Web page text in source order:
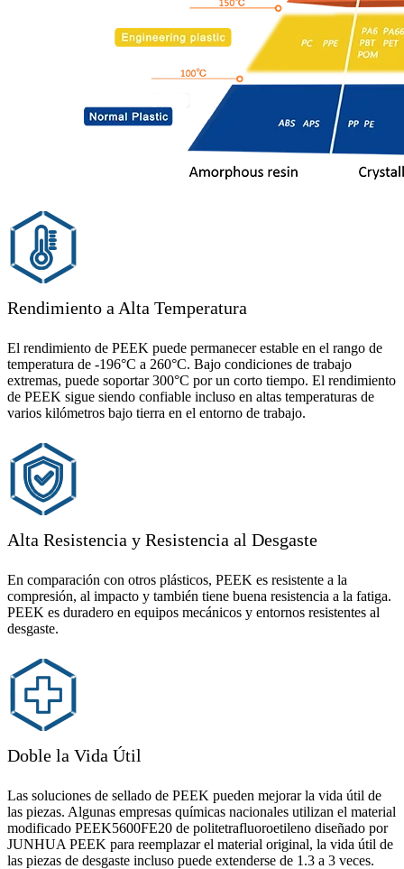
Rendimiento a Alta Temperatura
El rendimiento de PEEK puede permanecer estable en el rango de
temperatura de -196°C a 260°C. Bajo condiciones de trabajo
extremas, puede soportar 300°C por un corto tiempo. El rendimiento
de PEEK sigue siendo confiable incluso en altas temperaturas de
varios kilómetros bajo tierra en el entorno de trabajo.
Alta Resistencia y Resistencia al Desgaste
En comparación con otros plásticos, PEEK es resistente a la
compresión, al impacto y también tiene buena resistencia a la fatiga.
PEEK es duradero en equipos mecánicos y entornos resistentes al
desgaste.
Doble la Vida Útil
Las soluciones de sellado de PEEK pueden mejorar la vida útil de
las piezas. Algunas empresas químicas nacionales utilizan el material
modificado PEEK5600FE20 de politetrafluoroetileno diseñado por
JUNHUA PEEK para reemplazar el material original, la vida útil de
las piezas de desgaste incluso puede extenderse de 1.3 a 3 veces.